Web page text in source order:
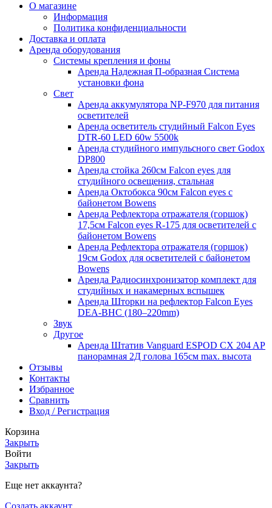
О магазине
Информация
Политика конфиденциальности
Доставка и оплата
Аренда оборудования
Системы крепления и фоны
Аренда Надежная П-образная Система
установки фона
Свет
Аренда аккумулятора NP-F970 для питания
осветителей
Аренда осветитель студийный Falcon Eyes
DTR-60 LED 60w 5500k
Аренда студийного импульсного свет Godox
DP800
Аренда стойка 260см Falcon eyes для
студийного освещения, стальная
Аренда Октобокса 90см Falcon eyes с
байонетом Bowens
Аренда Рефлектора отражателя (горшок)
17,5см Falcon eyes R-175 для осветителей с
байонетом Bowens
Аренда Рефлектора отражателя (горшок)
19см Godox для осветителей с байонетом
Bowens
Аренда Радиосинхронизатор комплект для
студийных и накамерных вспышек
Аренда Шторки на рефлектор Falcon Eyes
DEA-BHC (180–220mm)
Звук
Другое
Аренда Штатив Vanguard ESPOD CX 204 AP
панорамная 2Д голова 165см max. высота
Отзывы
Контакты
Избранное
Сравнить
Вход / Регистрация
Корзина
Закрыть
Войти
Закрыть
Еще нет аккаунта?
Создать аккаунт